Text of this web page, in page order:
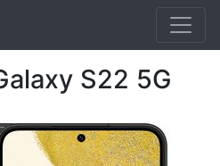
S22 5G